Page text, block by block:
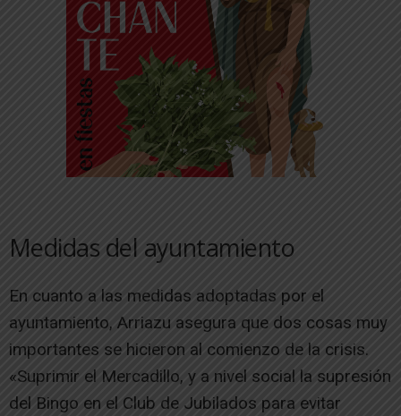
Medidas del ayuntamiento
En cuanto a las medidas adoptadas por el
ayuntamiento, Arriazu asegura que dos cosas muy
importantes se hicieron al comienzo de la crisis.
«Suprimir el Mercadillo, y a nivel social la supresión
del Bingo en el Club de Jubilados para evitar